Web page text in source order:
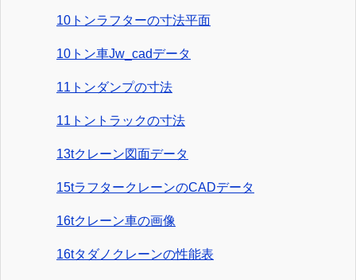
10トンラフターの寸法平面
10トン車Jw_cadデータ
11トンダンプの寸法
11トントラックの寸法
13tクレーン図面データ
15tラフタークレーンのCADデータ
16tクレーン車の画像
16tタダノクレーンの性能表